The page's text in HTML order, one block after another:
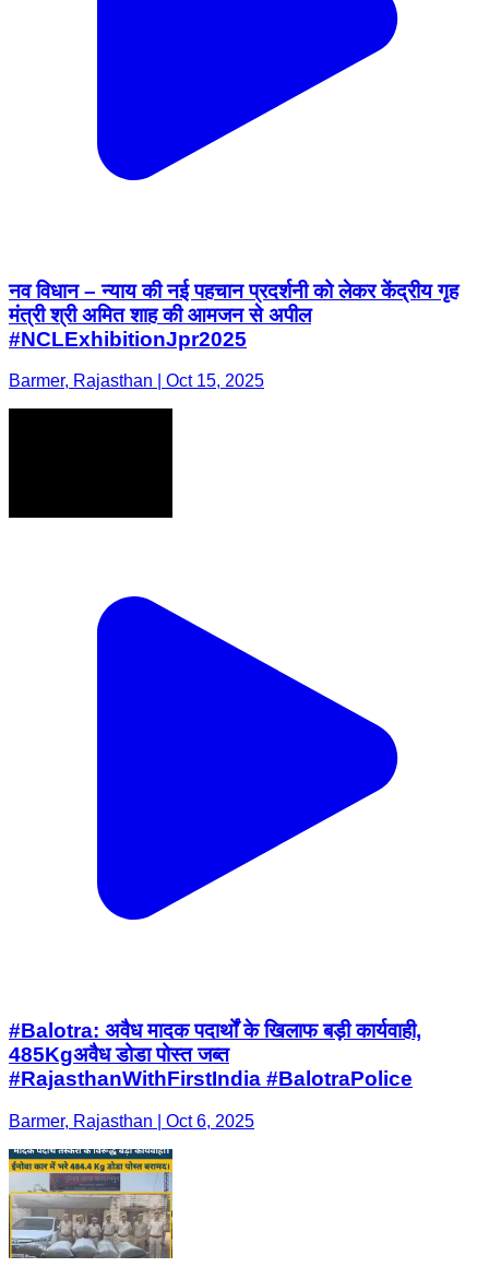
नव विधान – न्याय की नई पहचान प्रदर्शनी को लेकर केंद्रीय गृह
मंत्री श्री अमित शाह की आमजन से अपील
#NCLExhibitionJpr2025
Barmer, Rajasthan | Oct 15, 2025
#Balotra: अवैध मादक पदार्थों के खिलाफ बड़ी कार्यवाही,
485Kgअवैध डोडा पोस्त जब्त
#RajasthanWithFirstIndia #BalotraPolice
Barmer, Rajasthan | Oct 6, 2025